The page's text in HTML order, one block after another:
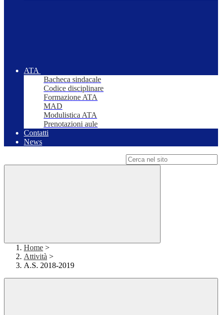
ATA
Bacheca sindacale
Codice disciplinare
Formazione ATA
MAD
Modulistica ATA
Prenotazioni aule
Contatti
News
Home >
Attività >
A.S. 2018-2019